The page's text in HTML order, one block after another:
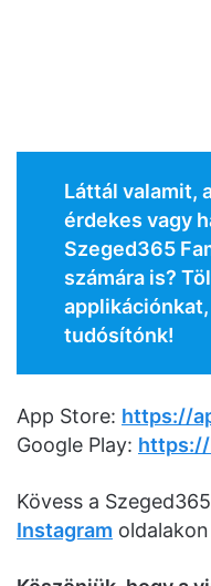
Láttál valamit,
érdekes vagy
Szeged365
számára is?
tudósítónk!
App Store: https://
Google Play: https://
Kövess a Szeged365
Instagram